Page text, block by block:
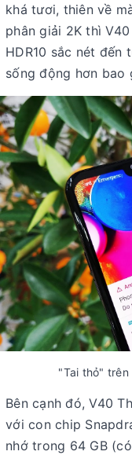
khá tươi, thiên về
phân giải 2K thì
HDR10 sắc nét đến
sống động hơn bao
"Tai thỏ"
Bên cạnh đó, V40
với con chip
nhớ trong 64 GB